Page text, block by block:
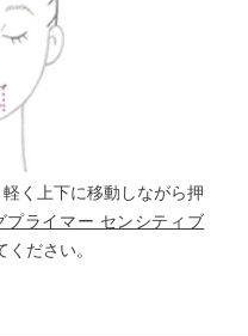
く上下に移動しながら押
プライマー センシティブ
ください。